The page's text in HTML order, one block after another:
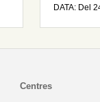
DATA: Del
Centres